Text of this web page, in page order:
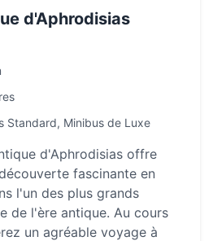
d'Aphrodisias
Standard, Minibus de Luxe
d'Aphrodisias offre
fascinante en
l'un des plus grands
de l'ère antique. Au cours
un agréable voyage à